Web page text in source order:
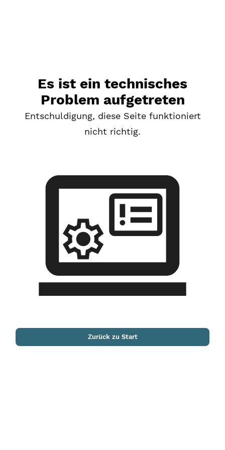
Es ist ein technisches
Problem aufgetreten
Entschuldigung, diese Seite funktioniert
nicht richtig.
Zurück zu Start